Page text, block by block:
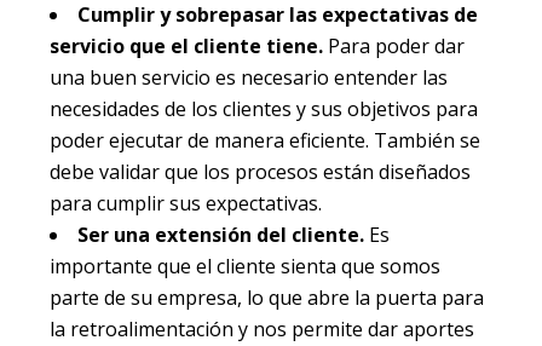
Cumplir y sobrepasar las expectativas de
servicio que el cliente tiene. Para poder dar
una buen servicio es necesario entender las
necesidades de los clientes y sus objetivos para
poder ejecutar de manera eficiente. También se
debe validar que los procesos están diseñados
para cumplir sus expectativas.
Ser una extensión del cliente. Es
importante que el cliente sienta que somos
parte de su empresa, lo que abre la puerta para
la retroalimentación y nos permite dar aportes